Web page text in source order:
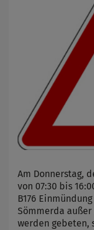
Am Donnerstag,
von 07:30 bis
B176
Sömmerda
werden gebeten,